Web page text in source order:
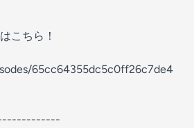
こちら！
65cc64355dc5c0ff26c7de4